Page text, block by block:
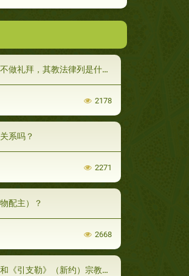
礼拜，其教法律列是什么？
2178
系吗？
2271
配主）？
2668
勒》（新约）宗教课的教法律列